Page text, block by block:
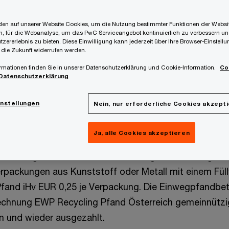
dass Pfandgelder auf Einwegpfand nicht Teil der
für die betreffenden Getränkelieferungen sind
Ebenso stellt die Retournierung der
keinen umsatzsteuerbaren
das Inverkehrsetzen von gewerbsmäßigen
aus Kunststoff oder Metall mit einem
iHv EUR 0,25 je Verpackung. Die
EWP Recycling Pfand Österreich
und wieder ausgezahlt.
auf unserer Website Cookies, um die Nutzung bestimmter Funktionen der
für die Webanalyse, um das PwC Serviceangebot kontinuierlich zu verbessern
zu bieten. Diese Einwilligung kann jederzeit über Ihre Browser-
Zukunft widerrufen werden.
finden Sie in unserer Datenschutzerklärung und Cookie-Information.
Nein, nur erforderliche Cookies
Ja, alle Cookies akzeptieren